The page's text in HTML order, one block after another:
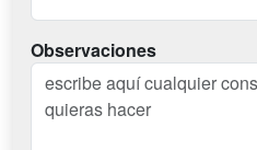
Observaciones